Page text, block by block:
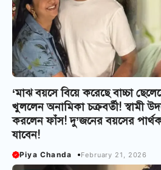
‘মাঝ বয়সে বিয়ে করেছে বাচ্চা
খুললেন অনামিকা চক্রবর্তী! স্বামী
করলেন ফাঁস! দু’জনের বয়সের
যাবেন!
Piya Chanda February 21, 2026